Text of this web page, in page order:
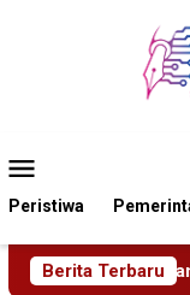
Mobile
Peristiwa
Berita Terbaru